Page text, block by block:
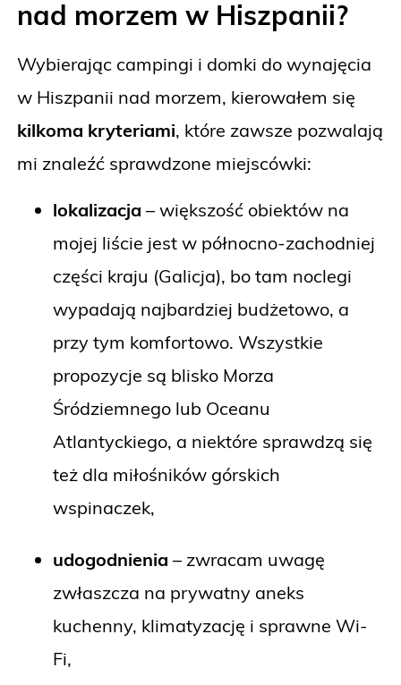
nad morzem w Hiszpanii?
Wybierając campingi i domki do wynajęcia
w Hiszpanii nad morzem, kierowałem się
kilkoma kryteriami, które zawsze pozwalają
mi znaleźć sprawdzone miejscówki:
lokalizacja – większość obiektów na
mojej liście jest w północno-zachodniej
części kraju (Galicja), bo tam noclegi
wypadają najbardziej budżetowo, a
przy tym komfortowo. Wszystkie
propozycje są blisko Morza
Śródziemnego lub Oceanu
Atlantyckiego, a niektóre sprawdzą się
też dla miłośników górskich
wspinaczek,
udogodnienia – zwracam uwagę
zwłaszcza na prywatny aneks
kuchenny, klimatyzację i sprawne Wi-
Fi,